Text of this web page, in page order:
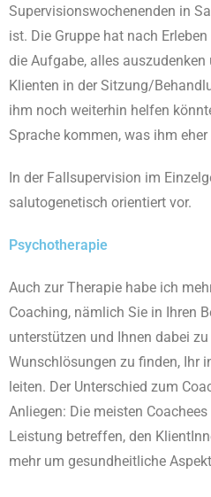
Supervisionswochenenden in
ist. Die Gruppe hat nach
die Aufgabe, alles
Klienten in der Sitzung/
ihm noch weiterhin helfen
Sprache kommen, was ihm
In der Fallsupervision im
salutogenetisch orientiert vor.
Psychotherapie
Auch zur Therapie habe ich
Coaching, nämlich Sie in Ihren
unterstützen und Ihnen dabei
Wunschlösungen zu finden, Ihr
leiten. Der Unterschied zum
Anliegen: Die meisten
Leistung betreffen, den
mehr um gesundheitliche